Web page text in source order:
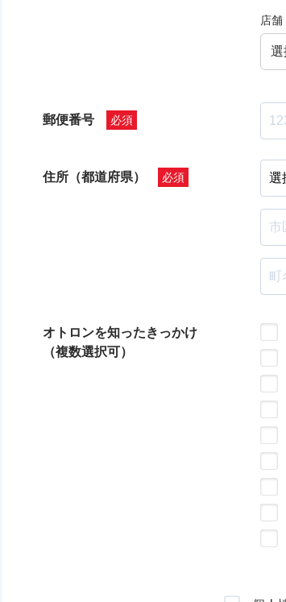
店舗
選
郵便番号
住所（都道府県）
オトロンを知ったきっかけ
（複数選択可）